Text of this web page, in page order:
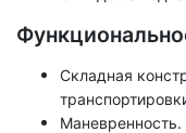
Складная
Маневренность.